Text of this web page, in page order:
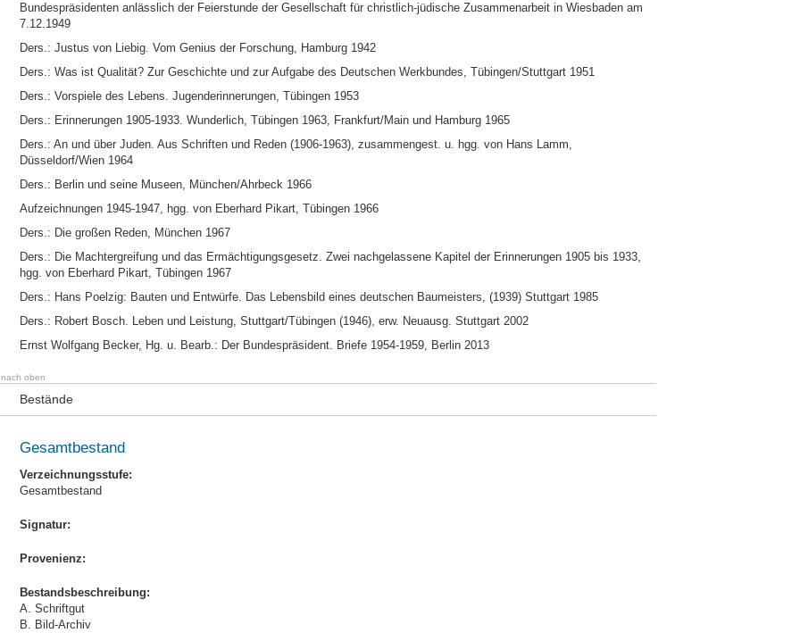
Bundespräsidenten anlässlich der Feierstunde der Gesellschaft für christlich-jüdische Zusammenarbeit in Wiesbaden am
7.12.1949
Ders.: Justus von Liebig. Vom Genius der Forschung, Hamburg 1942
Ders.: Was ist Qualität? Zur Geschichte und zur Aufgabe des Deutschen Werkbundes, Tübingen/Stuttgart 1951
Ders.: Vorspiele des Lebens. Jugenderinnerungen, Tübingen 1953
Ders.: Erinnerungen 1905-1933. Wunderlich, Tübingen 1963, Frankfurt/Main und Hamburg 1965
Ders.: An und über Juden. Aus Schriften und Reden (1906-1963), zusammengest. u. hgg. von Hans Lamm,
Düsseldorf/Wien 1964
Ders.: Berlin und seine Museen, München/Ahrbeck 1966
Aufzeichnungen 1945-1947, hgg. von Eberhard Pikart, Tübingen 1966
Ders.: Die großen Reden, München 1967
Ders.: Die Machtergreifung und das Ermächtigungsgesetz. Zwei nachgelassene Kapitel der Erinnerungen 1905 bis 1933,
hgg. von Eberhard Pikart, Tübingen 1967
Ders.: Hans Poelzig: Bauten und Entwürfe. Das Lebensbild eines deutschen Baumeisters, (1939) Stuttgart 1985
Ders.: Robert Bosch. Leben und Leistung, Stuttgart/Tübingen (1946), erw. Neuausg. Stuttgart 2002
Ernst Wolfgang Becker, Hg. u. Bearb.: Der Bundespräsident. Briefe 1954-1959, Berlin 2013
nach oben
Bestände
Gesamtbestand
Verzeichnungsstufe:
Gesamtbestand
Signatur:
Provenienz:
Bestandsbeschreibung:
A. Schriftgut
B. Bild-Archiv